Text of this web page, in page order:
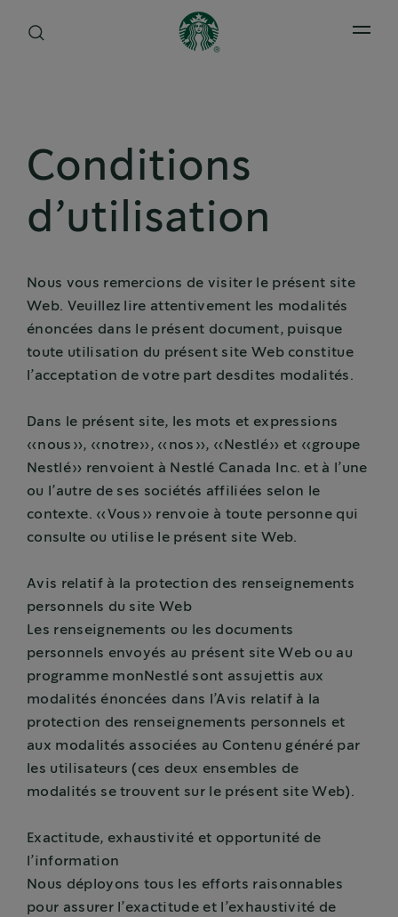
Conditions
d’utilisation
Nous vous remercions de visiter le présent site
Web. Veuillez lire attentivement les modalités
énoncées dans le présent document, puisque
toute utilisation du présent site Web constitue
l’acceptation de votre part desdites modalités.
Dans le présent site, les mots et expressions
«nous», «notre», «nos», «Nestlé» et «groupe
Nestlé» renvoient à Nestlé Canada Inc. et à l’une
ou l’autre de ses sociétés affiliées selon le
contexte. «Vous» renvoie à toute personne qui
consulte ou utilise le présent site Web.
Avis relatif à la protection des renseignements
personnels du site Web
Les renseignements ou les documents
personnels envoyés au présent site Web ou au
programme monNestlé sont assujettis aux
modalités énoncées dans l’Avis relatif à la
protection des renseignements personnels et
aux modalités associées au Contenu généré par
les utilisateurs (ces deux ensembles de
modalités se trouvent sur le présent site Web).
Exactitude, exhaustivité et opportunité de
l’information
Nous déployons tous les efforts raisonnables
pour assurer l’exactitude et l’exhaustivité de
Open